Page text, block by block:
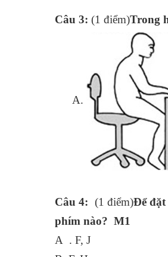
Câu 3: (1 điểm)Trong
A.
Câu 4: (1 điểm)Để đặt
phím nào? M1
A . F, J